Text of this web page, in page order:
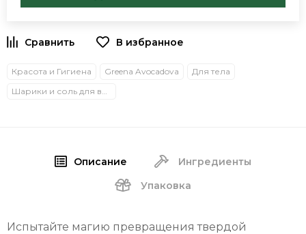
В избранное
Красота и Гигиена Greena Avocadova
Для тела
Описание
Ингредиенты
Упаковка
Испытайте магию превращения твердой